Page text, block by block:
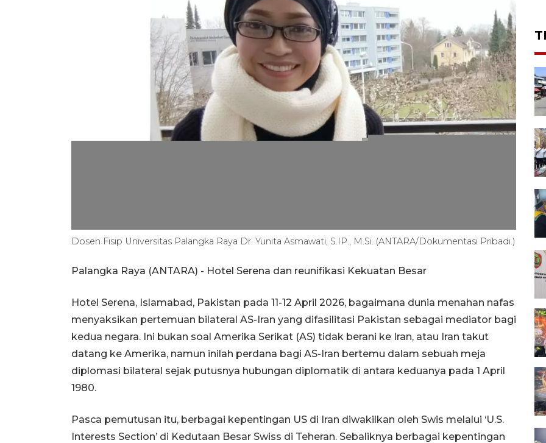
Dosen Fisip Universitas Palangka Raya Dr. Yunita Asmawati, S.IP., M.Si. (ANTARA/Dokumentasi Pribadi.)
Palangka Raya (ANTARA) - Hotel Serena dan reunifikasi Kekuatan Besar
Hotel Serena, Islamabad, Pakistan pada 11-12 April 2026, bagaimana dunia menahan nafas
menyaksikan pertemuan bilateral AS-Iran yang difasilitasi Pakistan sebagai mediator bagi
kedua negara. Ini bukan soal Amerika Serikat (AS) tidak berani ke Iran, atau Iran takut
datang ke Amerika, namun inilah perdana bagi AS-Iran bertemu dalam sebuah meja
diplomasi bilateral sejak putusnya hubungan diplomatik di antara keduanya pada 1 April
1980.
Pasca pemutusan itu, berbagai kepentingan US di Iran diwakilkan oleh Swis melalui ‘U.S.
Interests Section’ di Kedutaan Besar Swiss di Teheran. Sebaliknya berbagai kepentingan